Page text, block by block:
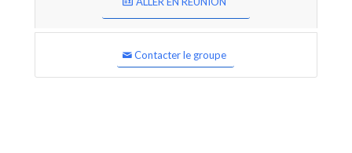
Contacter le groupe